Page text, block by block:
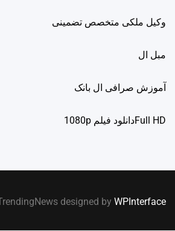
وکیل ملکی متخصص تضمینی
مبل ال
آموزش صرافی ال بانک
Full HDدانلود فيلم 1080p
designed by WPInterface